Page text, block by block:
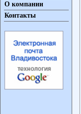
О компании
Контакты